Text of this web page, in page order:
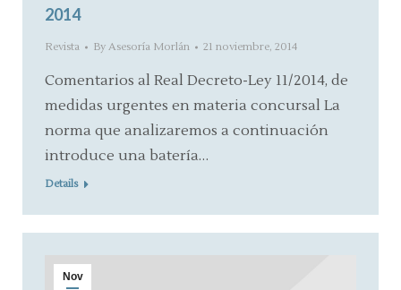
2014
Revista By Asesoría Morlán 21 noviembre, 2014
Comentarios al Real Decreto-Ley 11/2014, de
medidas urgentes en materia concursal La
norma que analizaremos a continuación
introduce una batería…
Details
Nov